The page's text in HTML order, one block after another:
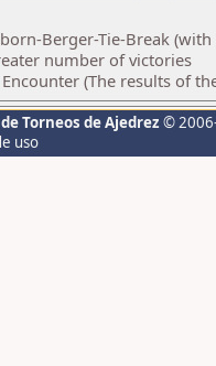
Berger-Tie-Break
number of victories
(The results of
Torneos de Ajedrez ©
uso